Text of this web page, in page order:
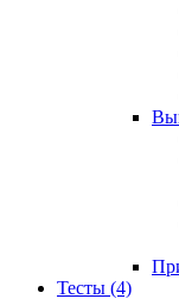
Тесты (4)